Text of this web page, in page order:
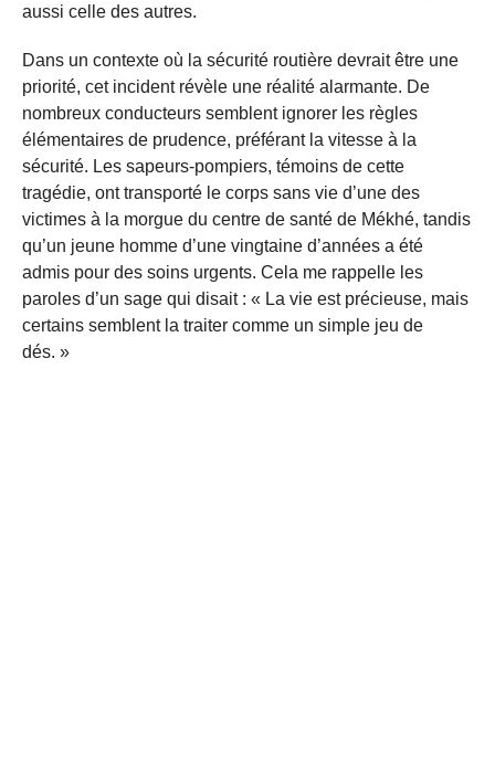
aussi celle des autres.
Dans un contexte où la sécurité routière devrait être une
priorité, cet incident révèle une réalité alarmante. De
nombreux conducteurs semblent ignorer les règles
élémentaires de prudence, préférant la vitesse à la
sécurité. Les sapeurs-pompiers, témoins de cette
tragédie, ont transporté le corps sans vie d’une des
victimes à la morgue du centre de santé de Mékhé, tandis
qu’un jeune homme d’une vingtaine d’années a été
admis pour des soins urgents. Cela me rappelle les
paroles d’un sage qui disait : « La vie est précieuse, mais
certains semblent la traiter comme un simple jeu de
dés. »